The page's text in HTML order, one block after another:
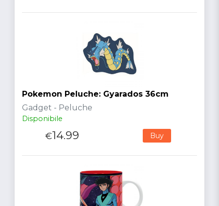
Pokemon Peluche: Gyarados 36cm
Gadget - Peluche
Disponibile
€14.99 Buy